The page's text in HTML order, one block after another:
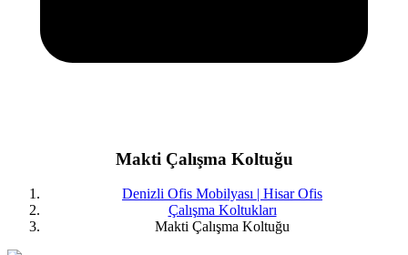
Makti Çalışma Koltuğu
Denizli Ofis Mobilyası | Hisar Ofis
Çalışma Koltukları
Makti Çalışma Koltuğu